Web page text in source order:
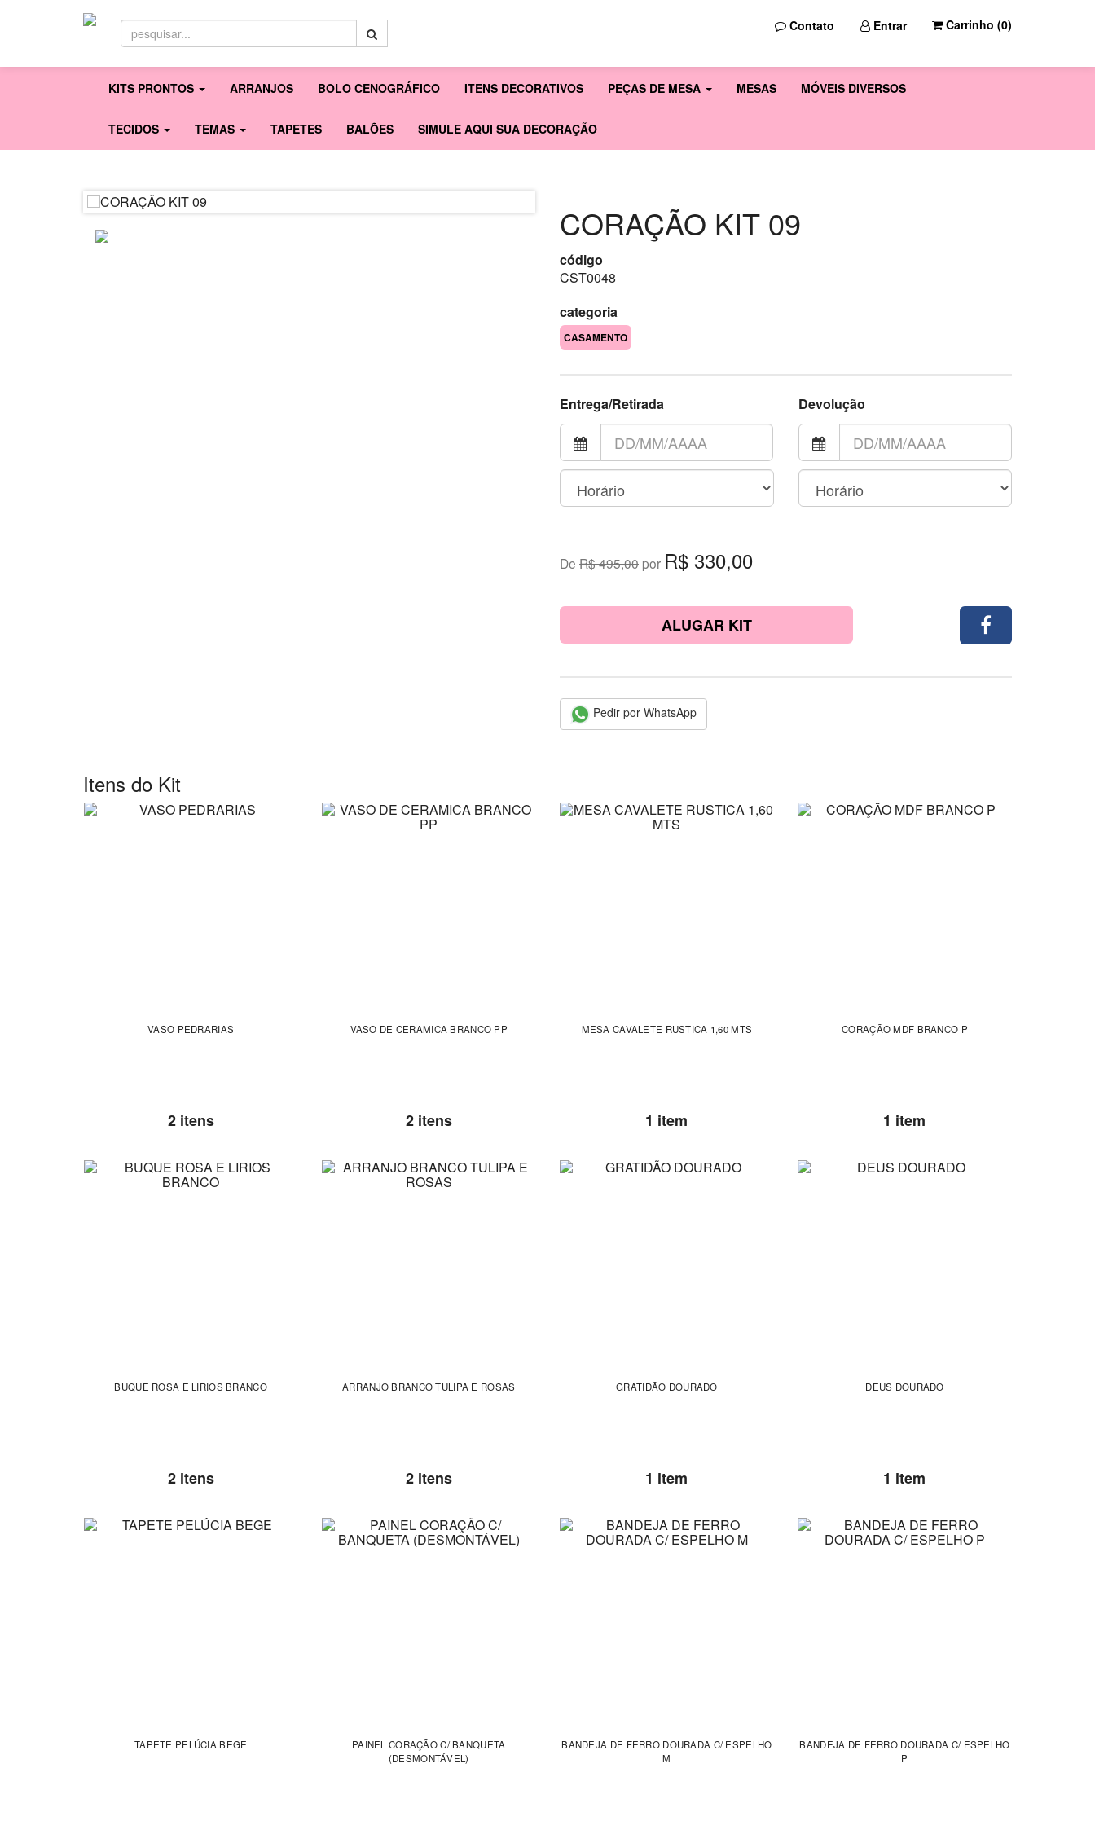
Contato Entrar Carrinho (0)
KITS PRONTOS ARRANJOS BOLO CENOGRÁFICO ITENS DECORATIVOS PEÇAS DE MESA MESAS MÓVEIS DIVERSOS
TECIDOS TEMAS TAPETES BALÕES SIMULE AQUI SUA DECORAÇÃO
CORAÇÃO KIT 09
código
CST0048
categoria
CASAMENTO
Entrega/Retirada Devolução
De R$ 495,00 por R$ 330,00
ALUGAR KIT
Pedir por WhatsApp
Itens do Kit
VASO PEDRARIAS
2 itens
VASO DE CERAMICA BRANCO PP
2 itens
MESA CAVALETE RUSTICA 1,60 MTS
1 item
CORAÇÃO MDF BRANCO P
1 item
BUQUE ROSA E LIRIOS BRANCO
2 itens
ARRANJO BRANCO TULIPA E ROSAS
2 itens
GRATIDÃO DOURADO
1 item
DEUS DOURADO
1 item
TAPETE PELÚCIA BEGE
PAINEL CORAÇÃO C/ BANQUETA
(DESMONTÁVEL)
BANDEJA DE FERRO DOURADA C/ ESPELHO
M
BANDEJA DE FERRO DOURADA C/ ESPELHO
P